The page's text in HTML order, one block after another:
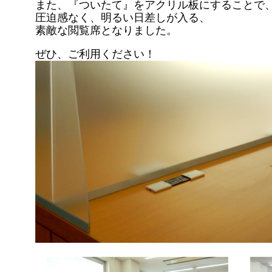
また、『ついたて』をアクリル板にすることで
圧迫感なく、明るい日差しが入る、
素敵な閲覧席となりました。
ぜひ、ご利用ください！